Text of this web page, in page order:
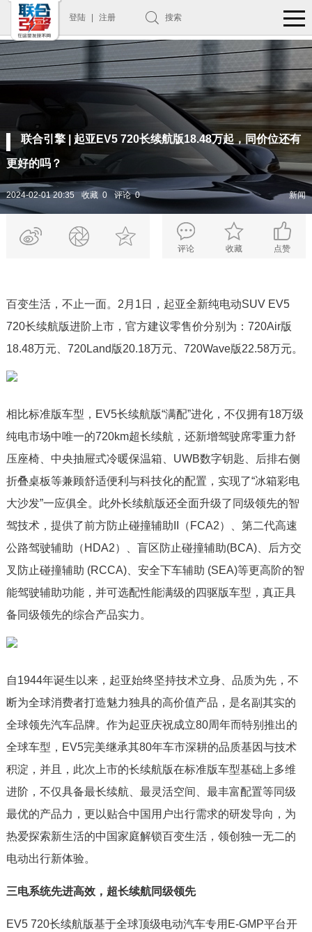
登陆 注册 搜索
联合引擎 | 起亚EV5 720长续航版18.48万起，同价位还有
更好的吗？
2024-02-01 20:35 收藏 0 评论 0 新闻
评论 收藏 点赞
百变生活，不止一面。2月1日，起亚全新纯电动SUV EV5
720长续航版进阶上市，官方建议零售价分别为：720Air版
18.48万元、720Land版20.18万元、720Wave版22.58万元。
相比标准版车型，EV5长续航版“满配”进化，不仅拥有18万级
纯电市场中唯一的720km超长续航，还新增驾驶席零重力舒
压座椅、中央抽屉式冷暖保温箱、UWB数字钥匙、后排右侧
折叠桌板等兼顾舒适便利与科技化的配置，实现了“冰箱彩电
大沙发”一应俱全。此外长续航版还全面升级了同级领先的智
驾技术，提供了前方防止碰撞辅助II（FCA2）、第二代高速
公路驾驶辅助（HDA2）、盲区防止碰撞辅助(BCA)、后方交
叉防止碰撞辅助 (RCCA)、安全下车辅助 (SEA)等更高阶的智
能驾驶辅助功能，并可选配性能满级的四驱版车型，真正具
备同级领先的综合产品实力。
自1944年诞生以来，起亚始终坚持技术立身、品质为先，不
断为全球消费者打造魅力独具的高价值产品，是名副其实的
全球领先汽车品牌。作为起亚庆祝成立80周年而特别推出的
全球车型，EV5完美继承其80年车市深耕的品质基因与技术
积淀，并且，此次上市的长续航版在标准版车型基础上多维
进阶，不仅具备最长续航、最灵活空间、最丰富配置等同级
最优的产品力，更以贴合中国用户出行需求的研发导向，为
热爱探索新生活的中国家庭解锁百变生活，领创独一无二的
电动出行新体验。
三电系统先进高效，超长续航同级领先
EV5 720长续航版基于全球顶级电动汽车专用E-GMP平台开